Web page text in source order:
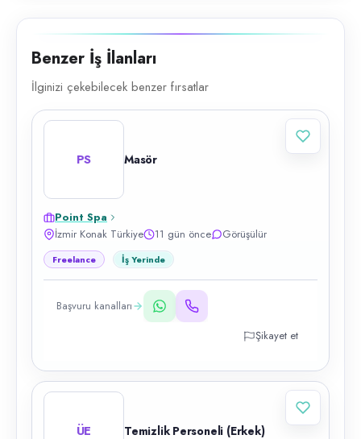
Benzer İş İlanları
İlginizi çekebilecek benzer fırsatlar
PS Masör
Point Spa
İzmir Konak Türkiye
11 gün önce Görüşülür
Freelance İş Yerinde
Başvuru kanalları
Şikayet et
ÜE Temizlik Personeli (Erkek)